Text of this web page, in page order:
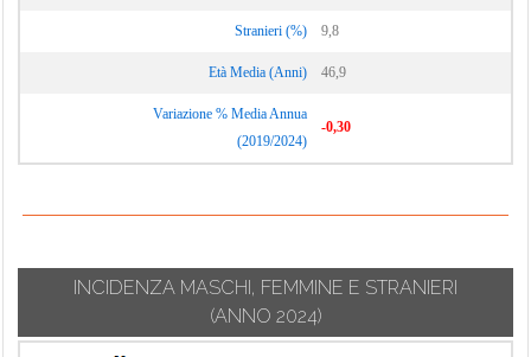
Stranieri (%) 9,8
Età Media (Anni) 46,9
Variazione % Media Annua
(2019/2024)
-0,30
INCIDENZA MASCHI, FEMMINE E STRANIERI
(ANNO 2024)